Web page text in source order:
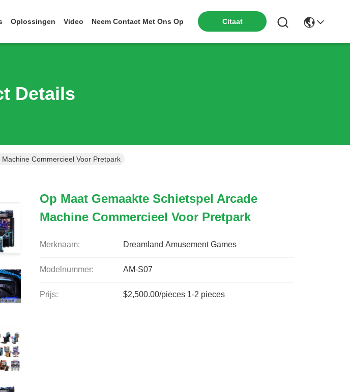
Oplossingen Video Neem Contact Met Ons Op Citaat
Details
Commercieel Voor Pretpark
Op Maat Gemaakte Schietspel Arcade
Machine Commercieel Voor Pretpark
Merknaam: Dreamland Amusement Games
Modelnummer: AM-S07
Prijs: $2,500.00/pieces 1-2 pieces